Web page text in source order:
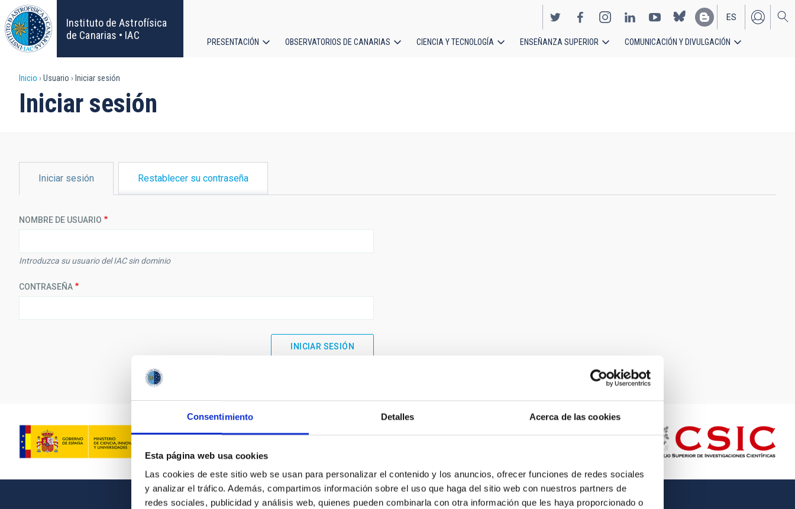
Consentimiento Detalles Acerca de las cookies
Esta página web usa cookies
Las cookies de este sitio web se usan para personalizar el contenido y los anuncios, ofrecer funciones de redes sociales
y analizar el tráfico. Además, compartimos información sobre el uso que haga del sitio web con nuestros partners de
redes sociales, publicidad y análisis web, quienes pueden combinarla con otra información que les haya proporcionado o
Pasar
al
contenido
principal
Instituto de Astrofísica
de Canarias • IAC
EN
ES
PRESENTACIÓN OBSERVATORIOS DE CANARIAS CIENCIA Y TECNOLOGÍA ENSEÑANZA SUPERIOR COMUNICACIÓN Y DIVULGACIÓN
Sobrescribir
enlaces
ayuda
a
la
Inicio Usuario Iniciar sesión
Iniciar sesión
PRINCIPALES
Iniciar sesión Restablecer su contraseña
NOMBRE DE USUARIO
Introduzca su usuario del IAC sin dominio
CONTRASEÑA